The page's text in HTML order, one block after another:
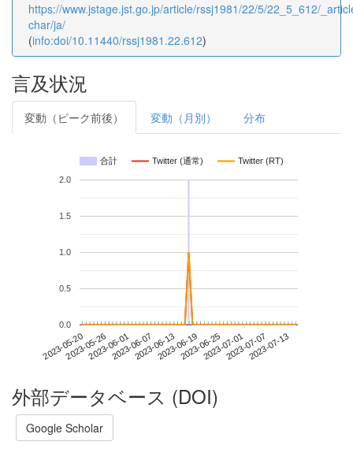
https://www.jstage.jst.go.jp/article/rssj1981/22/5/22_5_612/
char/ja/
(info:doi/10.11440/rssj1981.22.612)
言及状況
変動（ピーク前後） 変動（月別） 分布
合計 Twitter (通常) Twitter (RT)
2023-05-202023-05-262023-06-012023-06-072023-06-132023-06-192023-06-252023-07-012023-07-072023-07-13
0.0
0.5
1.0
1.5
2.0
外部データベース (DOI)
Google Scholar